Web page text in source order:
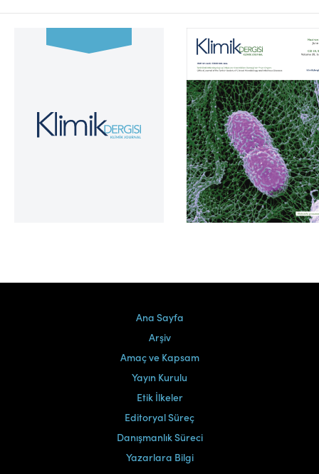
Cilt 39, Sayı 2
Ana Sayfa
Arşiv
Amaç ve Kapsam
Yayın Kurulu
Etik İlkeler
Editoryal Süreç
Danışmanlık Süreci
Yazarlara Bilgi